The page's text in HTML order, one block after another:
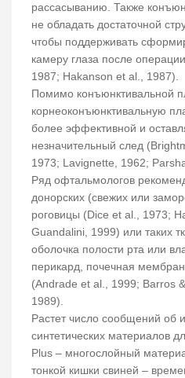
рассасыванию. Также
не обладать достаточной
чтобы поддерживать
камеру глаза после
1987; Hakanson et al., 1987).
Помимо конъюнктивальной
корнеоконъюнктивальную
более эффективной и
незначительный след
1973; Lavignette, 1962;
Ряд офтальмологов
донорских (свежих или
роговицы (Dice et al., 1973;
Guandalini, 1999) или таких
оболочка полости рта или
перикард, почечная
(Andrade et al., 1999; Barros
1989).
Растет число сообщений об
синтетических материалов
Plus – многослойный
тонкой кишки свиней –